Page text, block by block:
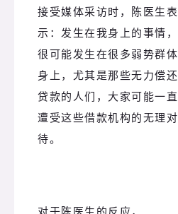
接受媒体采访时，陈医生表
示：发生在我身上的事情，
很可能发生在很多弱势群体
身上，尤其是那些无力偿还
贷款的人们，大家可能一直
遭受这些借款机构的无理对
待。